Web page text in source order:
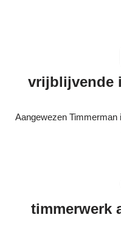
vrijblijvende
Aangewezen
timmerwerk